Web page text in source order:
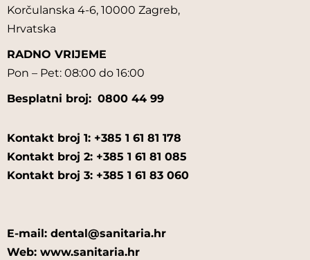
Korčulanska 4-6, 10000 Zagreb,
Hrvatska
RADNO VRIJEME
Pon – Pet: 08:00 do 16:00
Besplatni broj: 0800 44 99
Kontakt broj 1: +385 1 61 81 178
Kontakt broj 2: +385 1 61 81 085
Kontakt broj 3: +385 1 61 83 060
E-mail: dental@sanitaria.hr
Web: www.sanitaria.hr